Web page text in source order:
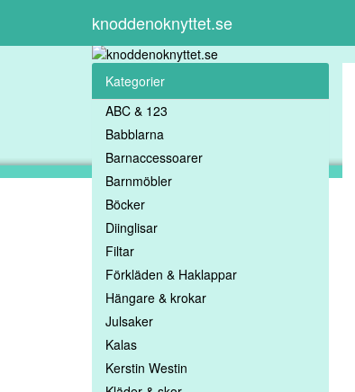
knoddenoknyttet.se
Kategorier
ABC & 123
Babblarna
Barnaccessoarer
Barnmöbler
Böcker
Diinglisar
Filtar
Förkläden & Haklappar
Hängare & krokar
Julsaker
Kalas
Kerstin Westin